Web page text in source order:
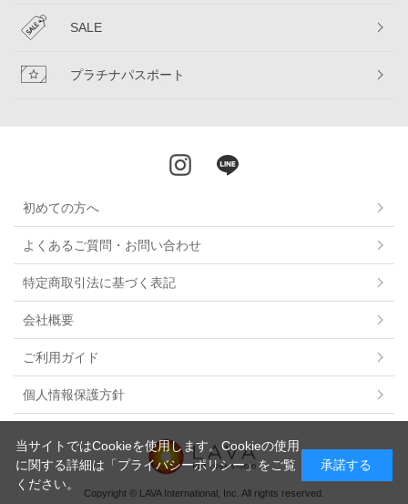
SALE
プラチナパスポート
初めての方へ
よくあるご質問・お問い合わせ
特定商取引法に基づく表記
会社概要
ご利用ガイド
個人情報保護方針
Copyright © LAVA International, Inc. All rights reserved.
当サイトではCookieを使用します。Cookieの使用
に関する詳細は 「プライバシーポリシー」をご覧
ください。
承諾する